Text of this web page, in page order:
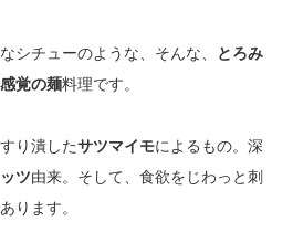
シチューのような、そんな、
とろみ
覚の麺料理です。
り潰したサツマイモによるもの。深
ツ由来。そして、食欲をじわっと刺
ります。